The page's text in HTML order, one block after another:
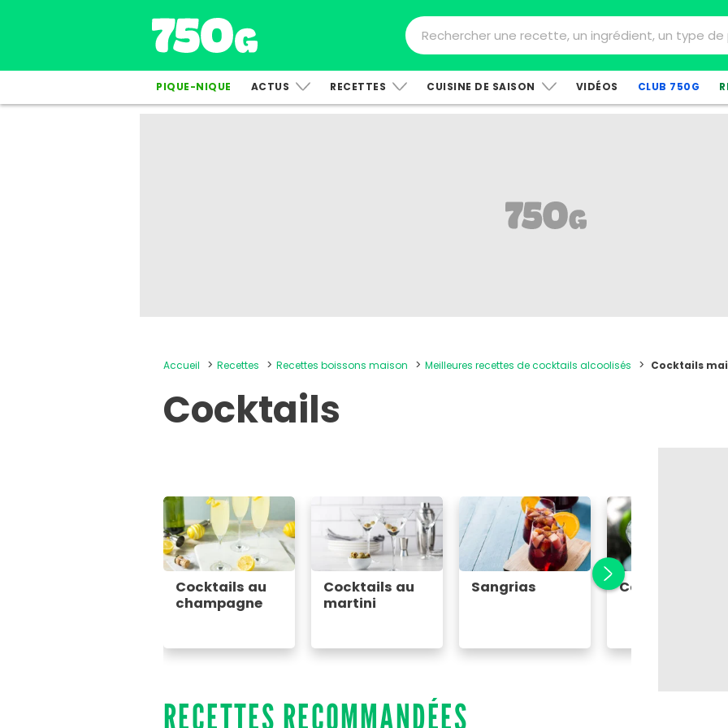
PIQUE-NIQUE ACTUS RECETTES CUISINE DE SAISON VIDÉOS CLUB 750G
Accueil Recettes Recettes boissons maison Meilleures recettes de cocktails alcoolisés Cocktails
Cocktails
Cocktails au
champagne
Cocktails au
martini
Sangrias Caïpirinha
RECETTES RECOMMANDÉES